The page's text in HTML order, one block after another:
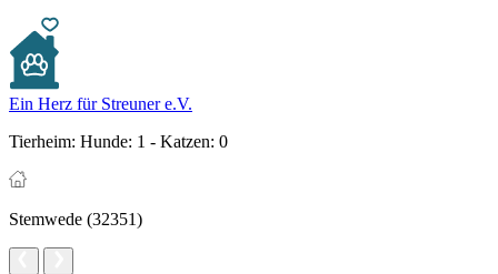
Ein Herz für Streuner e.V.
Tierheim: Hunde: 1 - Katzen: 0
Stemwede (32351)